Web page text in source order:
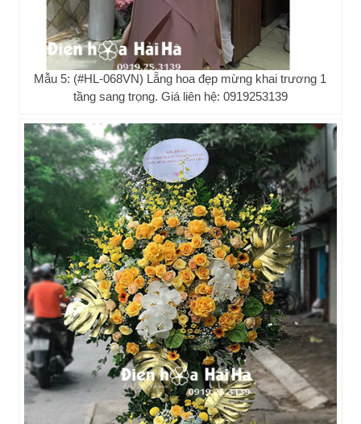
Mẫu 5: (#HL-068VN) Lẵng hoa đẹp mừng khai trương 1
tầng sang trọng. Giá liên hệ: 0919253139